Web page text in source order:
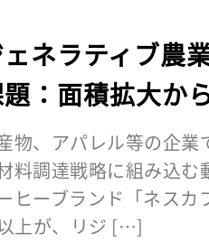
ェネラティブ農
：面積拡大か
物、アパレル等の企業
料調達戦略に組み込
ヒーブランド「ネス
上が、リジ […]